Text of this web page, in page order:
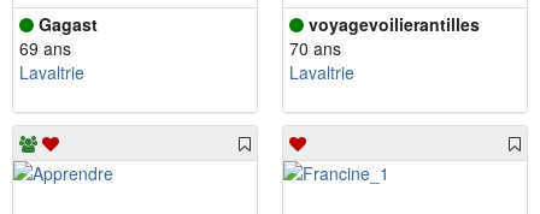
Gagast
69 ans
Lavaltrie
voyagevoilierantilles
70 ans
Lavaltrie